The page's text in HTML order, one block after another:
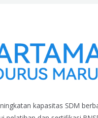
kapasitas SDM